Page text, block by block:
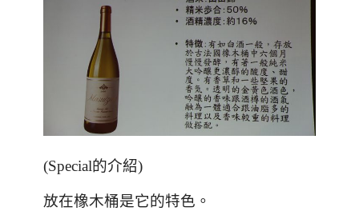
(Special的介紹)
放在橡木桶是它的特色。